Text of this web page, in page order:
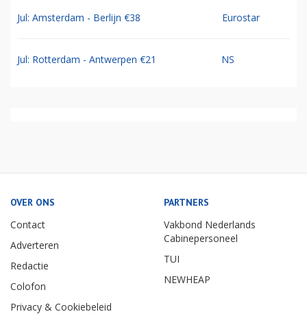
Jul: Amsterdam - Berlijn €38 Eurostar
Jul: Rotterdam - Antwerpen €21 NS
OVER ONS
Contact
Adverteren
Redactie
Colofon
Privacy & Cookiebeleid
PARTNERS
Vakbond Nederlands
Cabinepersoneel
TUI
NEWHEAP